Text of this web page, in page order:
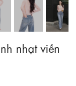
nhạt viền